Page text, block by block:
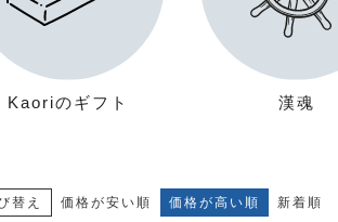
Kaoriのギフト 漢魂
替え 価格が安い順 価格が高い順 新着順